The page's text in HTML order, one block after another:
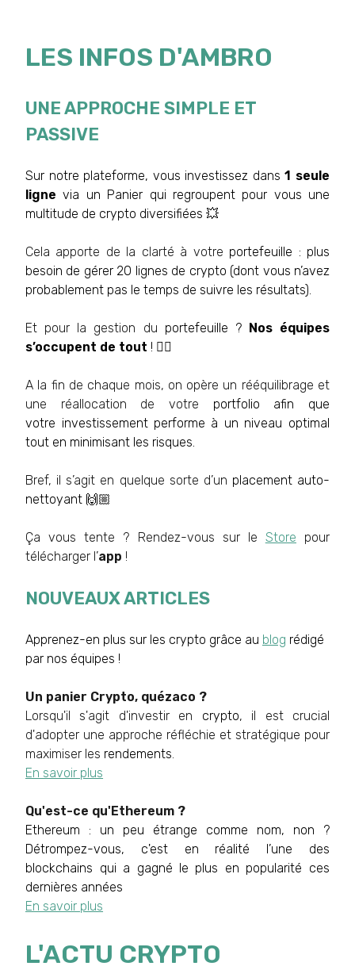
LES INFOS D'AMBRO
UNE APPROCHE SIMPLE ET
PASSIVE
Sur notre plateforme, vous investissez dans1 seule
ligne via un Panier qui regroupent pour vous une
multitude de crypto diversifiées 💥
Cela apporte de la clarté à votre portefeuille : plus
besoin de gérer 20 lignes de crypto (dont vous n’avez
probablement pas le temps de suivre les résultats).
Et pour la gestion du portefeuille ? Nos équipes
s’occupent de tout ! 👌🏼
A la fin de chaque mois, on opère un rééquilibrage et
une réallocation de votre portfolio afin que
votre investissement performe à un niveau optimal
tout en minimisant les risques.
Bref, il s’agit en quelque sorte d’un placement auto-
nettoyant 🙌🏼
Ça vous tente ? Rendez-vous sur le Store pour
télécharger l’app !
NOUVEAUX ARTICLES
Apprenez-en plus sur les crypto grâce au blog rédigé
par nos équipes !
Un panier Crypto, quézaco ?
Lorsqu'il s'agit d'investir en
crypto, il est crucial
d'adopter une approche réfléchie et stratégique pour
maximiser les rendements.
En savoir plus
Qu'est-ce qu'Ethereum ?
Ethereum : un peu étrange comme nom, non ?
Détrompez-vous, c'est en réalité l’une des
blockchains qui a gagné le plus en popularité ces
dernières années
En savoir plus
L'ACTU CRYPTO